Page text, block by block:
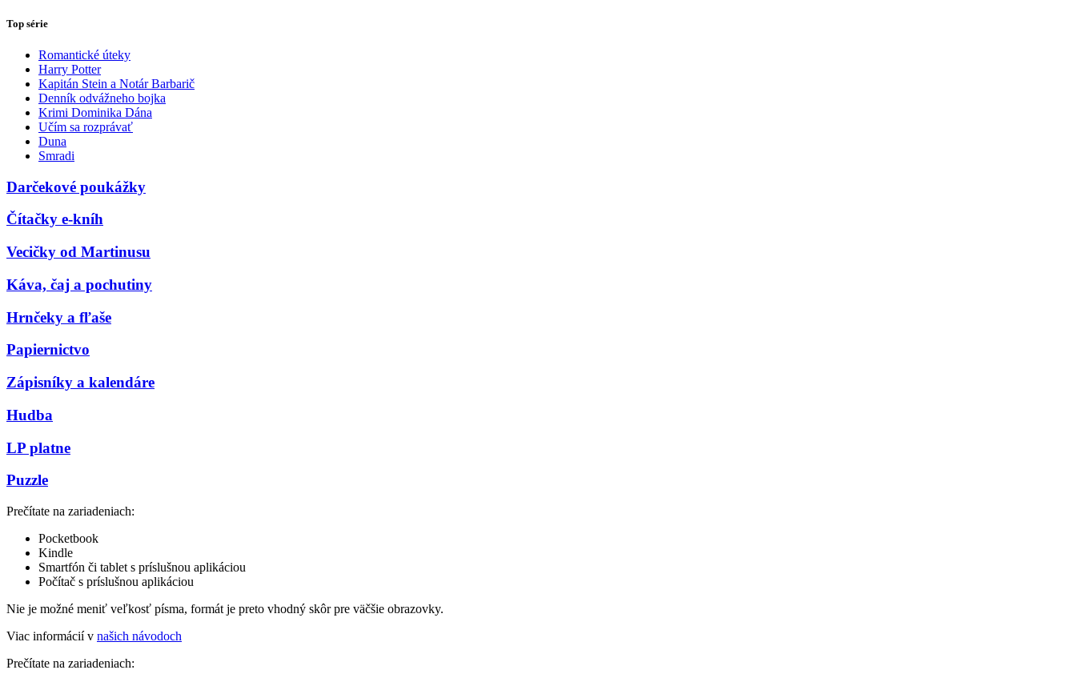
Top série
Romantické úteky
Harry Potter
Kapitán Stein a Notár Barbarič
Denník odvážneho bojka
Krimi Dominika Dána
Učím sa rozprávať
Duna
Smradi
Darčekové poukážky
Čítačky e-kníh
Vecičky od Martinusu
Káva, čaj a pochutiny
Hrnčeky a fľaše
Papiernictvo
Zápisníky a kalendáre
Hudba
LP platne
Puzzle
Prečítate na zariadeniach:
Pocketbook
Kindle
Smartfón či tablet s príslušnou aplikáciou
Počítač s príslušnou aplikáciou
Nie je možné meniť veľkosť písma, formát je preto vhodný skôr pre väčšie obrazovky.
Viac informácií v našich návodoch
Prečítate na zariadeniach: